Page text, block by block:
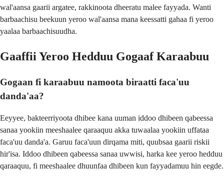
wal'aansa gaarii argatee, rakkinoota dheeratu malee fayyada. Wanti
barbaachisu beekuun yeroo wal'aansa mana keessatti gahaa fi yeroo
yaalaa barbaachisuudha.
Gaaffii Yeroo Hedduu Gogaaf Karaabuu
Gogaan fi karaabuu namoota biraatti faca'uu
danda'aa?
Eeyyee, bakteerriyoota dhibee kana uuman iddoo dhibeen qabeessa
sanaa yookiin meeshaalee qaraaquu akka tuwaalaa yookiin uffataa
faca'uu danda'a. Garuu faca'uun dirqama miti, quubsaa gaarii riskii
hir'isa. Iddoo dhibeen qabeessa sanaa uwwisi, harka kee yeroo hedduu
qaraaquu, fi meeshaalee dhuunfaa dhibeen kun fayyadamuu hin eegde.